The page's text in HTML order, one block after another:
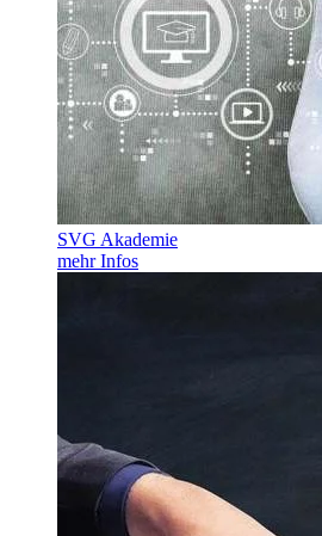
SVG Akademie
mehr Infos